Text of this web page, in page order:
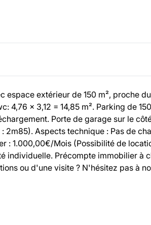
espace extérieur de 150 m², proche
4,76 x 3,12 = 14,85 m². Parking de
Porte de garage sur le
2m85). Aspects technique : Pas de
: 1.000,00€/Mois (Possibilité de
individuelle. Précompte immobilier à
ou d'une visite ? N'hésitez pas à